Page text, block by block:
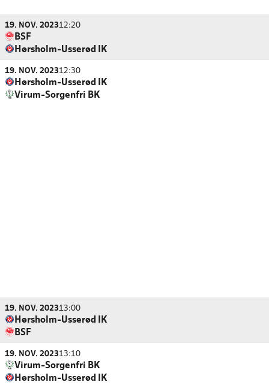
19. NOV. 202312:20
BSF
Hørsholm-Usserød IK
19. NOV. 202312:30
Hørsholm-Usserød IK
Virum-Sorgenfri BK
19. NOV. 202313:00
Hørsholm-Usserød IK
BSF
19. NOV. 202313:10
Virum-Sorgenfri BK
Hørsholm-Usserød IK